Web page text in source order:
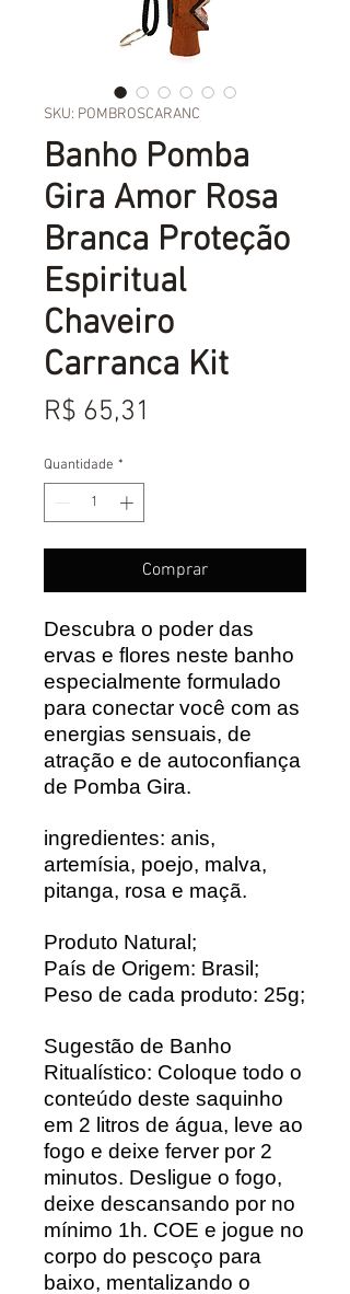
SKU: POMBROSCARANC
Banho Pomba
Gira Amor Rosa
Branca Proteção
Espiritual
Chaveiro
Carranca Kit
R$ 65,31
Quantidade *
Comprar
Descubra o poder das
ervas e flores neste banho
especialmente formulado
para conectar você com as
energias sensuais, de
atração e de autoconfiança
de Pomba Gira.
ingredientes: anis,
artemísia, poejo, malva,
pitanga, rosa e maçã.
Produto Natural;
País de Origem: Brasil;
Peso de cada produto: 25g;
Sugestão de Banho
Ritualístico: Coloque todo o
conteúdo deste saquinho
em 2 litros de água, leve ao
fogo e deixe ferver por 2
minutos. Desligue o fogo,
deixe descansando por no
mínimo 1h. COE e jogue no
corpo do pescoço para
baixo, mentalizando o